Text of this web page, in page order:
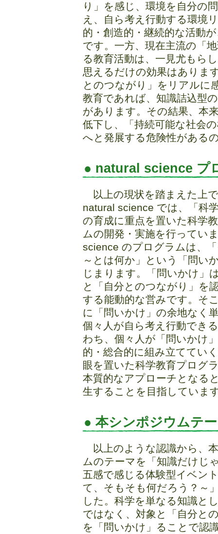
り」を感じ、環境を自分の
え、自ら考え行動する環境
的・創造的・継続的な活動
です。一方、現在主流の「
る教育活動は、一見尤もら
思えるだけの効果はありま
とのつながり」をリアルに
教育であれば、知識詰込型
があります。その結果、本
低下し、「持続可能な社会
へと発展する危険性がある
● natural science プ
以上の現状を踏まえた上
natural science では、「科
の育成に重点を置いた科学
ムの開発・実施を行ってい
science のプログラムは、
～とは何か」という「問い
じまります。「問いかけ」
と「自分とのつながり」を
する能動的な営みです。そ
に「問いかけ」の余地なく
個々人が自ら考え行動でき
わち、個々人が「問いかけ
的・総合的に組み立ててい
眼を置いた科学教育プログ
本質的なアプローチとなる
生することを目指していま
● 本シンポジウムテ
以上のような認識から、
ムのテーマを「知識だけじ
五感で感じる体験型イベン
て、そもそも何だろう？～
した。科学を単なる知識と
ではなく、対象と「自分と
を「問いかけ」ることで認